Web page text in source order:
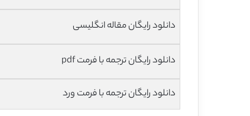
دانلود رایگان مقاله انگلیسی
دانلود رایگان ترجمه با فرمت pdf
دانلود رایگان ترجمه با فرمت ورد